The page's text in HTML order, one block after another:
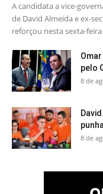
A candidata a vice-
de David Almeida e ex-
reforçou nesta sexta-feira
pelo
8 de
8 de